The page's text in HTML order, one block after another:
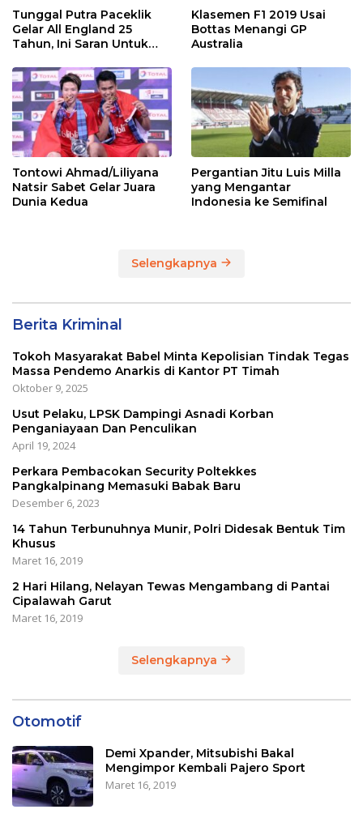
Tunggal Putra Paceklik
Gelar All England 25
Tahun, Ini Saran Untuk
Klasemen F1 2019 Usai
Bottas Menangi GP
Australia
Tontowi Ahmad/Liliyana
Natsir Sabet Gelar Juara
Dunia Kedua
Pergantian Jitu Luis Milla
yang Mengantar
Indonesia ke Semifinal
Selengkapnya
Berita Kriminal
Tokoh Masyarakat Babel Minta Kepolisian Tindak Tegas
Massa Pendemo Anarkis di Kantor PT Timah
Oktober 9, 2025
Usut Pelaku, LPSK Dampingi Asnadi Korban
Penganiayaan Dan Penculikan
April 19, 2024
Perkara Pembacokan Security Poltekkes
Pangkalpinang Memasuki Babak Baru
Desember 6, 2023
14 Tahun Terbunuhnya Munir, Polri Didesak Bentuk Tim
Khusus
Maret 16, 2019
2 Hari Hilang, Nelayan Tewas Mengambang di Pantai
Cipalawah Garut
Maret 16, 2019
Selengkapnya
Otomotif
Demi Xpander, Mitsubishi Bakal
Mengimpor Kembali Pajero Sport
Maret 16, 2019